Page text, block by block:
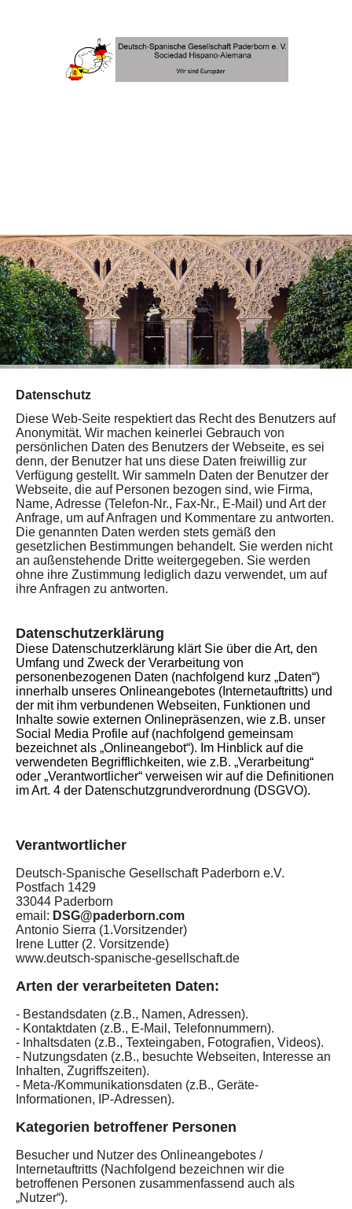
Datenschutz
Diese Web-Seite respektiert das Recht des Benutzers auf
Anonymität. Wir machen keinerlei Gebrauch von
persönlichen Daten des Benutzers der Webseite, es sei
denn, der Benutzer hat uns diese Daten freiwillig zur
Verfügung gestellt. Wir sammeln Daten der Benutzer der
Webseite, die auf Personen bezogen sind, wie Firma,
Name, Adresse (Telefon-Nr., Fax-Nr., E-Mail) und Art der
Anfrage, um auf Anfragen und Kommentare zu antworten.
Die genannten Daten werden stets gemäß den
gesetzlichen Bestimmungen behandelt. Sie werden nicht
an außenstehende Dritte weitergegeben. Sie werden
ohne ihre Zustimmung lediglich dazu verwendet, um auf
ihre Anfragen zu antworten.
Datenschutzerklärung
Diese Datenschutzerklärung klärt Sie über die Art, den
Umfang und Zweck der Verarbeitung von
personenbezogenen Daten (nachfolgend kurz „Daten“)
innerhalb unseres Onlineangebotes (Internetauftritts) und
der mit ihm verbundenen Webseiten, Funktionen und
Inhalte sowie externen Onlinepräsenzen, wie z.B. unser
Social Media Profile auf (nachfolgend gemeinsam
bezeichnet als „Onlineangebot“). Im Hinblick auf die
verwendeten Begrifflichkeiten, wie z.B. „Verarbeitung“
oder „Verantwortlicher“ verweisen wir auf die Definitionen
im Art. 4 der Datenschutzgrundverordnung (DSGVO).
Verantwortlicher
Deutsch-Spanische Gesellschaft Paderborn e.V.
Postfach 1429
33044 Paderborn
email: DSG@paderborn.com
Antonio Sierra (1.Vorsitzender)
Irene Lutter (2. Vorsitzende)
www.deutsch-spanische-gesellschaft.de
Arten der verarbeiteten Daten:
- Bestandsdaten (z.B., Namen, Adressen).
- Kontaktdaten (z.B., E-Mail, Telefonnummern).
- Inhaltsdaten (z.B., Texteingaben, Fotografien, Videos).
- Nutzungsdaten (z.B., besuchte Webseiten, Interesse an
Inhalten, Zugriffszeiten).
- Meta-/Kommunikationsdaten (z.B., Geräte-
Informationen, IP-Adressen).
Kategorien betroffener Personen
Besucher und Nutzer des Onlineangebotes /
Internetauftritts (Nachfolgend bezeichnen wir die
betroffenen Personen zusammenfassend auch als
„Nutzer“).